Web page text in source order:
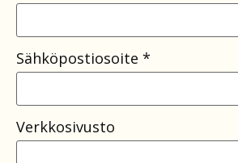
Sähköpostiosoite *
Verkkosivusto